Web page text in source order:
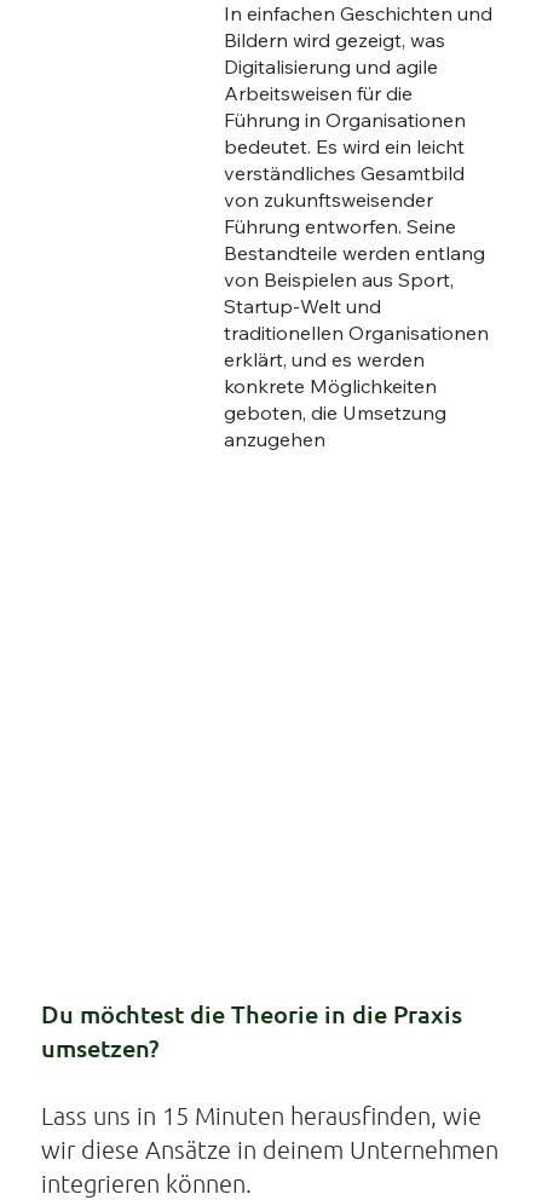
In einfachen Geschichten und
Bildern wird gezeigt, was
Digitalisierung und agile
Arbeitsweisen für die
Führung in Organisationen
bedeutet. Es wird ein leicht
verständliches Gesamtbild
von zukunftsweisender
Führung entworfen. Seine
Bestandteile werden entlang
von Beispielen aus Sport,
Startup-Welt und
traditionellen Organisationen
erklärt, und es werden
konkrete Möglichkeiten
geboten, die Umsetzung
anzugehen
Du möchtest die Theorie in die Praxis
umsetzen?
Lass uns in 15 Minuten herausfinden, wie
wir diese Ansätze in deinem Unternehmen
integrieren können.